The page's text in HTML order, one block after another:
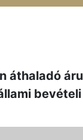
áthaladó